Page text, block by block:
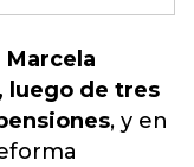
luego de tres
, y en